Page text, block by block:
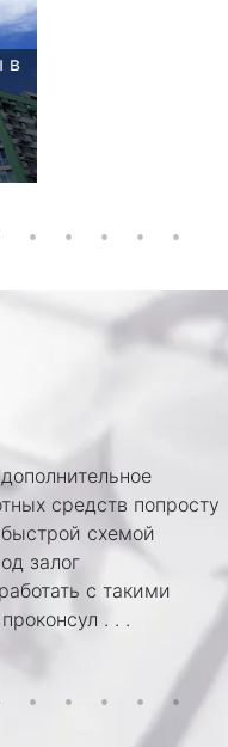
в
средств попросту
схемой
залог
с такими
. . .